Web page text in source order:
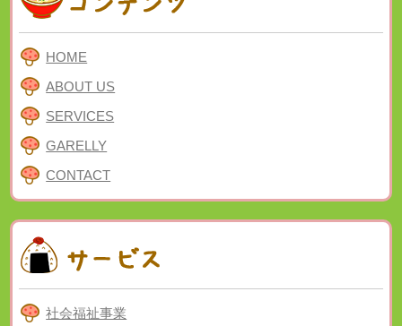
HOME
ABOUT US
SERVICES
GARELLY
CONTACT
社会福祉事業